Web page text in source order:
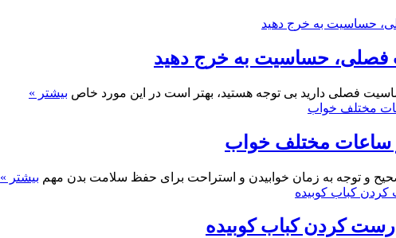
حساسیت به خرج دهید
فصلی دارید بی توجه هستید، بهتر است در این مورد خاص بیشتر »
ساعات مختلف خواب
و توجه به زمان خوابیدن و استراحت برای حفظ سلامت بدن مهم بیشتر »